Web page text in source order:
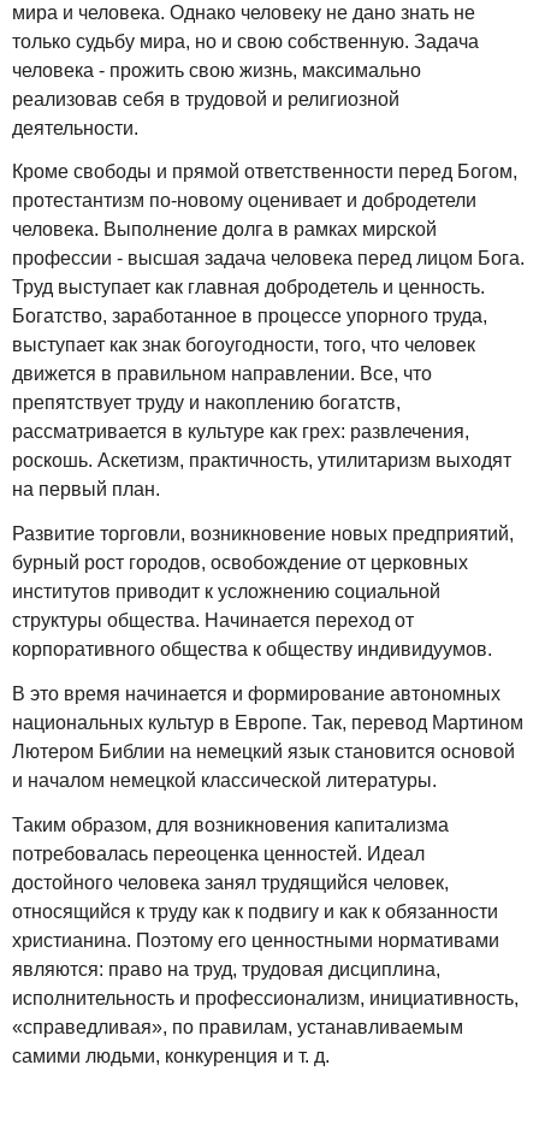
мира и человека. Однако человеку не дано знать не
только судьбу мира, но и свою собственную. Задача
человека - прожить свою жизнь, максимально
реализовав себя в трудовой и религиозной
деятельности.
Кроме свободы и прямой ответственности перед Богом,
протестантизм по-новому оценивает и добродетели
человека. Выполнение долга в рамках мирской
профессии - высшая задача человека перед лицом Бога.
Труд выступает как главная добродетель и ценность.
Богатство, заработанное в процессе упорного труда,
выступает как знак богоугодности, того, что человек
движется в правильном направлении. Все, что
препятствует труду и накоплению богатств,
рассматривается в культуре как грех: развлечения,
роскошь. Аскетизм, практичность, утилитаризм выходят
на первый план.
Развитие торговли, возникновение новых предприятий,
бурный рост городов, освобождение от церковных
институтов приводит к усложнению социальной
структуры общества. Начинается переход от
корпоративного общества к обществу индивидуумов.
В это время начинается и формирование автономных
национальных культур в Европе. Так, перевод Мартином
Лютером Библии на немецкий язык становится основой
и началом немецкой классической литературы.
Таким образом, для возникновения капитализма
потребовалась переоценка ценностей. Идеал
достойного человека занял трудящийся человек,
относящийся к труду как к подвигу и как к обязанности
христианина. Поэтому его ценностными нормативами
являются: право на труд, трудовая дисциплина,
исполнительность и профессионализм, инициативность,
«справедливая», по правилам, устанавливаемым
самими людьми, конкуренция и т. д.